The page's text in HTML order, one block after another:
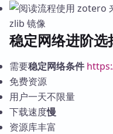
稳定网络进阶
需要稳定网络条件
免费资源
用户一天不限量
下载速度慢
资源库丰富